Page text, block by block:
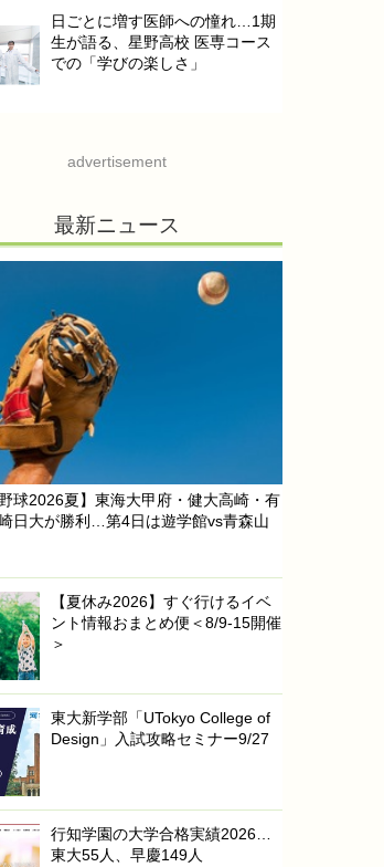
日ごとに増す医師への憧れ…1期
生が語る、星野高校 医専コース
での「学びの楽しさ」
advertisement
最新ニュース
野球2026夏】東海大甲府・健大高崎・有
日大が勝利…第4日は遊学館vs青森山
【夏休み2026】すぐ行けるイベ
ント情報おまとめ便＜8/9-15開催
＞
東大新学部「UTokyo College of
Design」入試攻略セミナー9/27
行知学園の大学合格実績2026…
東大55人、早慶149人